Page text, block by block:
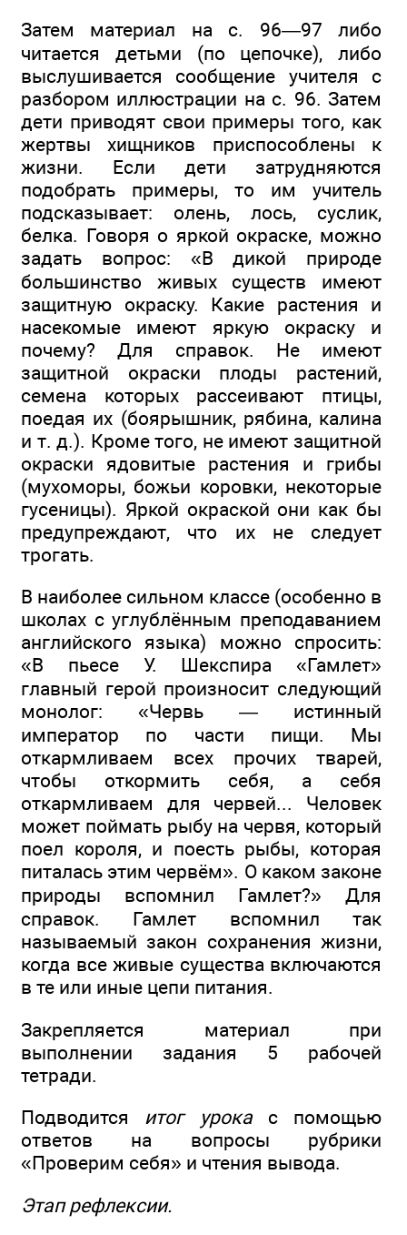
Затем материал на с. 96—97 либо
читается детьми (по цепочке), либо
выслушивается сообщение учителя с
разбором иллюстрации на с. 96. Затем
дети приводят свои примеры того, как
жертвы хищников приспособлены к
жизни. Если дети затрудняются
подобрать примеры, то им учитель
подсказывает: олень, лось, суслик,
белка. Говоря о яркой окраске, можно
задать вопрос: «В дикой природе
большинство живых существ имеют
защитную окраску. Какие растения и
насекомые имеют яркую окраску и
почему? Для справок. Не имеют
защитной окраски плоды растений,
семена которых рассеивают птицы,
поедая их (боярышник, рябина, калина
и т. д.). Кроме того, не имеют защитной
окраски ядовитые растения и грибы
(мухоморы, божьи коровки, некоторые
гусеницы). Яркой окраской они как бы
предупреждают, что их не следует
трогать.
В наиболее сильном классе (особенно в
школах с углублённым преподаванием
английского языка) можно спросить:
«В пьесе У. Шекспира «Гамлет»
главный герой произносит следующий
монолог: «Червь — истинный
император по части пищи. Мы
откармливаем всех прочих тварей,
чтобы откормить себя, а себя
откармливаем для червей... Человек
может поймать рыбу на червя, который
поел короля, и поесть рыбы, которая
питалась этим червём». О каком законе
природы вспомнил Гамлет?» Для
справок. Гамлет вспомнил так
называемый закон сохранения жизни,
когда все живые существа включаются
в те или иные цепи питания.
Закрепляется материал при
выполнении задания 5 рабочей
тетради.
Подводится итог урокас помощью
ответов на вопросы рубрики
«Проверим себя» и чтения вывода.
Этап рефлексии.